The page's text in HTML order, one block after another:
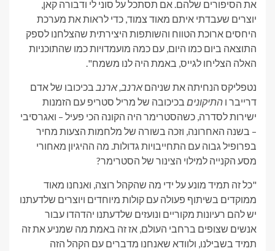
את הסיפורים שלהם. אם תסתכל על סוני לי ודבורה קאן,
יוצרים שעבדתי איתם מאוד צמוד, כדי לראות את מערכת
היחסים ארוכת הטווח והשותפות היצירתית שהצלחנו לספק
התוצאה ביום כמו היום, עם כמה מועמדויות כמו שהתוכניות
האלה הצליחו לגייס, באמת היה לנו משמח".
נטפליקס הנחיתה את שניהםארנב, ארנב בכיכובו של אדם
דרייבר ו התיקונים בכיכובה של מריל סטריפ עם הזמנות
ישירות לסדרה, כשהסטרימר היה הקונה הכי פעיל – ואגרסיבי
– בשנה האחרונה, וזכה בשורה של מלחמות הצעות מחיר
בפרופיל גבוה עם התחייבויות גדולות. מה ההיגיון מאחורי
מסע הקנייה למילוי הצינור של הסטרימר?
"כל זה תמיד מונע על ידי מה שהקהל רוצה, ואנחנו מאוד
ממוקדים בשיתוף פעולה עם קולות מיוחדים ויוצרים שלדעתנו
יש להם רעיונות מקוריים ונועזים שלדעתנו יהדהדו עבור
אנשים שצופים ברחבי העולם, אז זה באמת מה שמניע את זה
תמיד בשבילנו, ולוודא שאנחנו מדברים עם הקהל הזה